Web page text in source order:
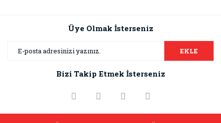
Görüş ve önerileriniz için teşekkür ederiz.
Ürün resmi kalitesiz, bozuk veya görüntülenemiyor.
Ürün bilgilerinde hatalar bulunuyor.
Üye Olmak İsterseniz
EKLE
Bizi Takip Etmek İsterseniz